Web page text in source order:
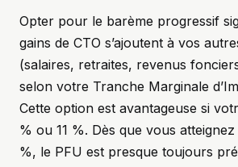
Opter pour le barème progressif
gains de CTO s’ajoutent à vos
(salaires, retraites, revenus
selon votre Tranche Marginale
Cette option est avantageuse si
% ou 11 %. Dès que vous
%, le PFU est presque toujours